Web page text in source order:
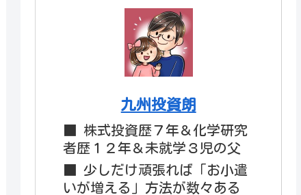
九州投資朗
■ 株式投資歴７年＆化学研究
者歴１２年＆未就学３児の父
■ 少しだけ頑張れば「お小遣
いが増える」方法が数々ある